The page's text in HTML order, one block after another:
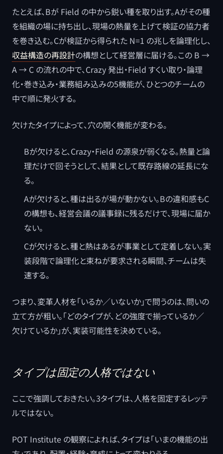
たとえば、Bが Field の中から鋭い種を取り出す。Aがその種
を組織の場に持ち出し、現場の熱量を上げて検証の協力者
を巻き込む。Cが検証から得られた N=1 の兆しを論理化し、
収益構造の再設計の構想として経営層に届ける。この B →
A → C の流れの中で、Crazy 発出・Field すくい取り・論理
化・巻き込み・業務組み込みの5機能が、ひとつのチームの
中で順に発火する。
欠けたタイプによって、穴の開く機能が変わる。
Bが欠けると、Crazy・Field の源泉が弱くなる。熱量と論
理だけで回そうとして、結果として既存路線の延長にな
る。
Aが欠けると、種は出るが場が動かない。Bの違和感もC
の構想も、経営会議の議事録に残るだけで、現場に届か
ない。
Cが欠けると、種と熱はあるが事業として定着しない。実
装段階で論理化と束ねが要求される瞬間、チームは失
速する。
つまり、変革人材を「いるか／いないか」で問うのは、問いの
立て方が粗い。「どのタイプが、どの強度で揃っているか／
欠けているか」が、実装可能性を決めている。
タイプは固定の人格ではない
ここで強調しておきたい。3タイプは、人格を固定するレッテ
ルではない。
POT Institute の観察によれば、タイプは「いまの機能の出